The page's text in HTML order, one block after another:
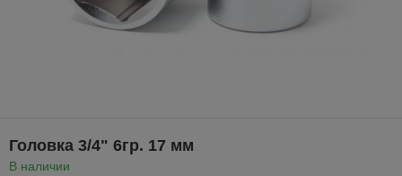
Головка 3/4" 6гр. 17 мм
В наличии